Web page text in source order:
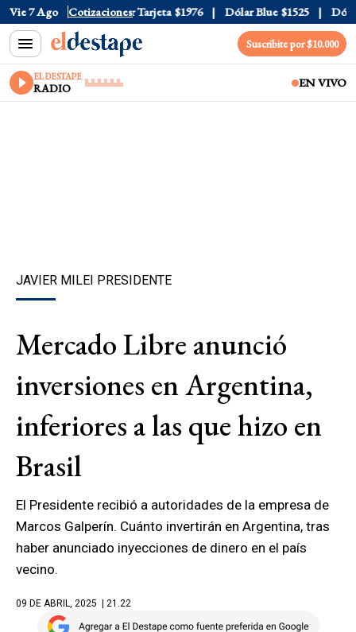
Vie 7 Ago Cotizaciones
$1520 Dólar Tarjeta $1976 Dólar Blue $1525 Dólar
Suscribite por $10.000
EL DESTAPE
RADIO EN VIVO
JAVIER MILEI PRESIDENTE
Mercado Libre anunció
inversiones en Argentina,
inferiores a las que hizo en
Brasil
El Presidente recibió a autoridades de la empresa de
Marcos Galperín. Cuánto invertirán en Argentina, tras
haber anunciado inyecciones de dinero en el país
vecino.
09 DE ABRIL, 2025 | 21.22